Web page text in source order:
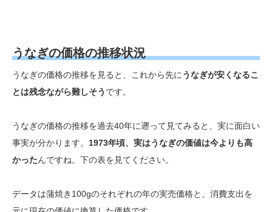
うなぎの価格の推移状況
うなぎの価格の推移を見ると、これから先に うなぎが安くなるこ
とは残念ながら難しそう です。
うなぎの価格の推移を過去40年に遡って見てみると、実に面白い
事実が分かります。 1973年頃、実はうなぎの価値は今よりも高
かったんですね。下の表を見てください。
データは蒲焼き100gのそれぞれの年の実売価格と、消費支出を